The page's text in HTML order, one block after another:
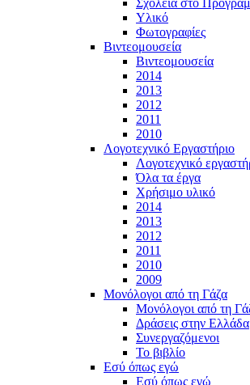
Σχολεία στο
Υλικό
Φωτογραφίες
Βιντεομουσεία
Βιντεομουσεία
2014
2013
2012
2011
2010
Λογοτεχνικό Εργαστήριο
Λογοτεχνικό
Όλα τα έργα
Χρήσιμο υλικό
2014
2013
2012
2011
2010
2009
Μονόλογοι από τη Γάζα
Μονόλογοι από τη
Δράσεις στην Ελλάδα
Συνεργαζόμενοι
To βιβλίο
Εσύ όπως εγώ
Εσύ όπως εγώ